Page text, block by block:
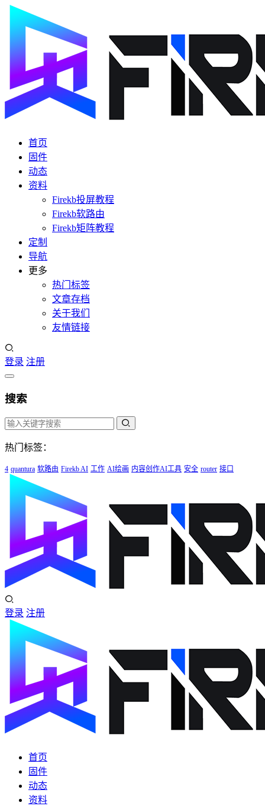
首页
固件
动态
资料
Firekb投屏教程
Firekb软路由
Firekb矩阵教程
定制
导航
更多
热门标签
文章存档
关于我们
友情链接
登录 注册
搜索
热门标签：
4 quantura 软路由 Firekb AI 工作 AI绘画 内容创作AI工具 安全 router 接口
登录 注册
首页
固件
动态
资料